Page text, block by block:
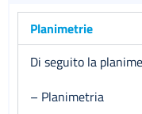
Planimetrie
Di seguito la
– Planimetria